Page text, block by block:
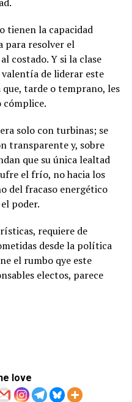
tienen la capacidad
resolver el
costado. Y si la clase
de liderar este
tarde o temprano, les
cómplice.
solo con turbinas; se
transparente y, sobre
que su única lealtad
el frío, no hacia los
del fracaso energético
poder.
requiere de
desde la política
el rumbo qye este
electos, parece
love